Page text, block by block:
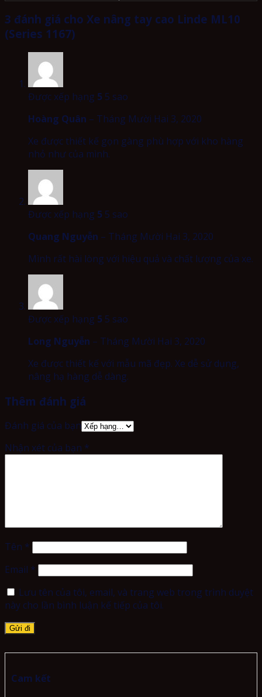
3 đánh giá cho Xe nâng tay cao Linde ML10
(Series 1167)
Được xếp hạng 5 5 sao
Hoàng Quân – Tháng Mười Hai 3, 2020
Xe được thiết kế gọn gàng phù hợp với kho hàng
nhỏ như của mình.
Được xếp hạng 5 5 sao
Quang Nguyễn – Tháng Mười Hai 3, 2020
Mình rất hài lòng với hiệu quả và chất lượng của xe.
Được xếp hạng 5 5 sao
Long Nguyễn – Tháng Mười Hai 3, 2020
Xe được thiết kế với mẫu mã đẹp. Xe dễ sử dụng,
nâng hạ hàng dễ dàng.
Thêm đánh giá
Đánh giá của bạn
Nhận xét của bạn *
Tên *
Email *
Lưu tên của tôi, email, và trang web trong trình duyệt
này cho lần bình luận kế tiếp của tôi.
Cam kết